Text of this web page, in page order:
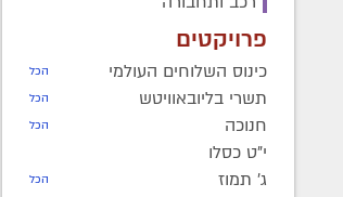
פרויקטים
כינוס השלוחים העולמי הכל
תשרי בליובאוויטש הכל
חנוכה הכל
י"ט כסלו
ג' תמוז
הכל